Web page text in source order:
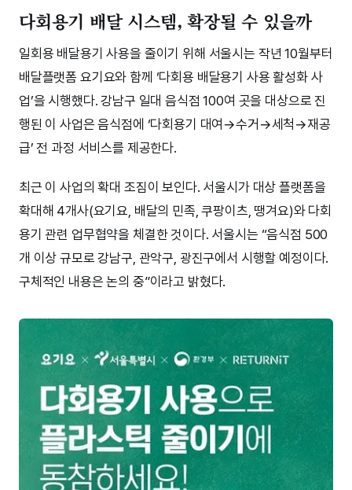
다회용기 배달 시스템, 확장될 수 있을까
일회용 배달용기 사용을 줄이기 위해 서울시는 작년 10월부터
배달플랫폼 요기요와 함께 ‘다회용 배달용기 사용 활성화 사
업’을 시행했다. 강남구 일대 음식점 100여 곳을 대상으로 진
행된 이 사업은 음식점에 ‘다회용기 대여→수거→세척→재공
급’ 전 과정 서비스를 제공한다.
최근 이 사업의 확대 조짐이 보인다. 서울시가 대상 플랫폼을
확대해 4개사(요기요, 배달의 민족, 쿠팡이츠, 땡겨요)와 다회
용기 관련 업무협약을 체결한 것이다. 서울시는 “음식점 500
개 이상 규모로 강남구, 관악구, 광진구에서 시행할 예정이다.
구체적인 내용은 논의 중”이라고 밝혔다.